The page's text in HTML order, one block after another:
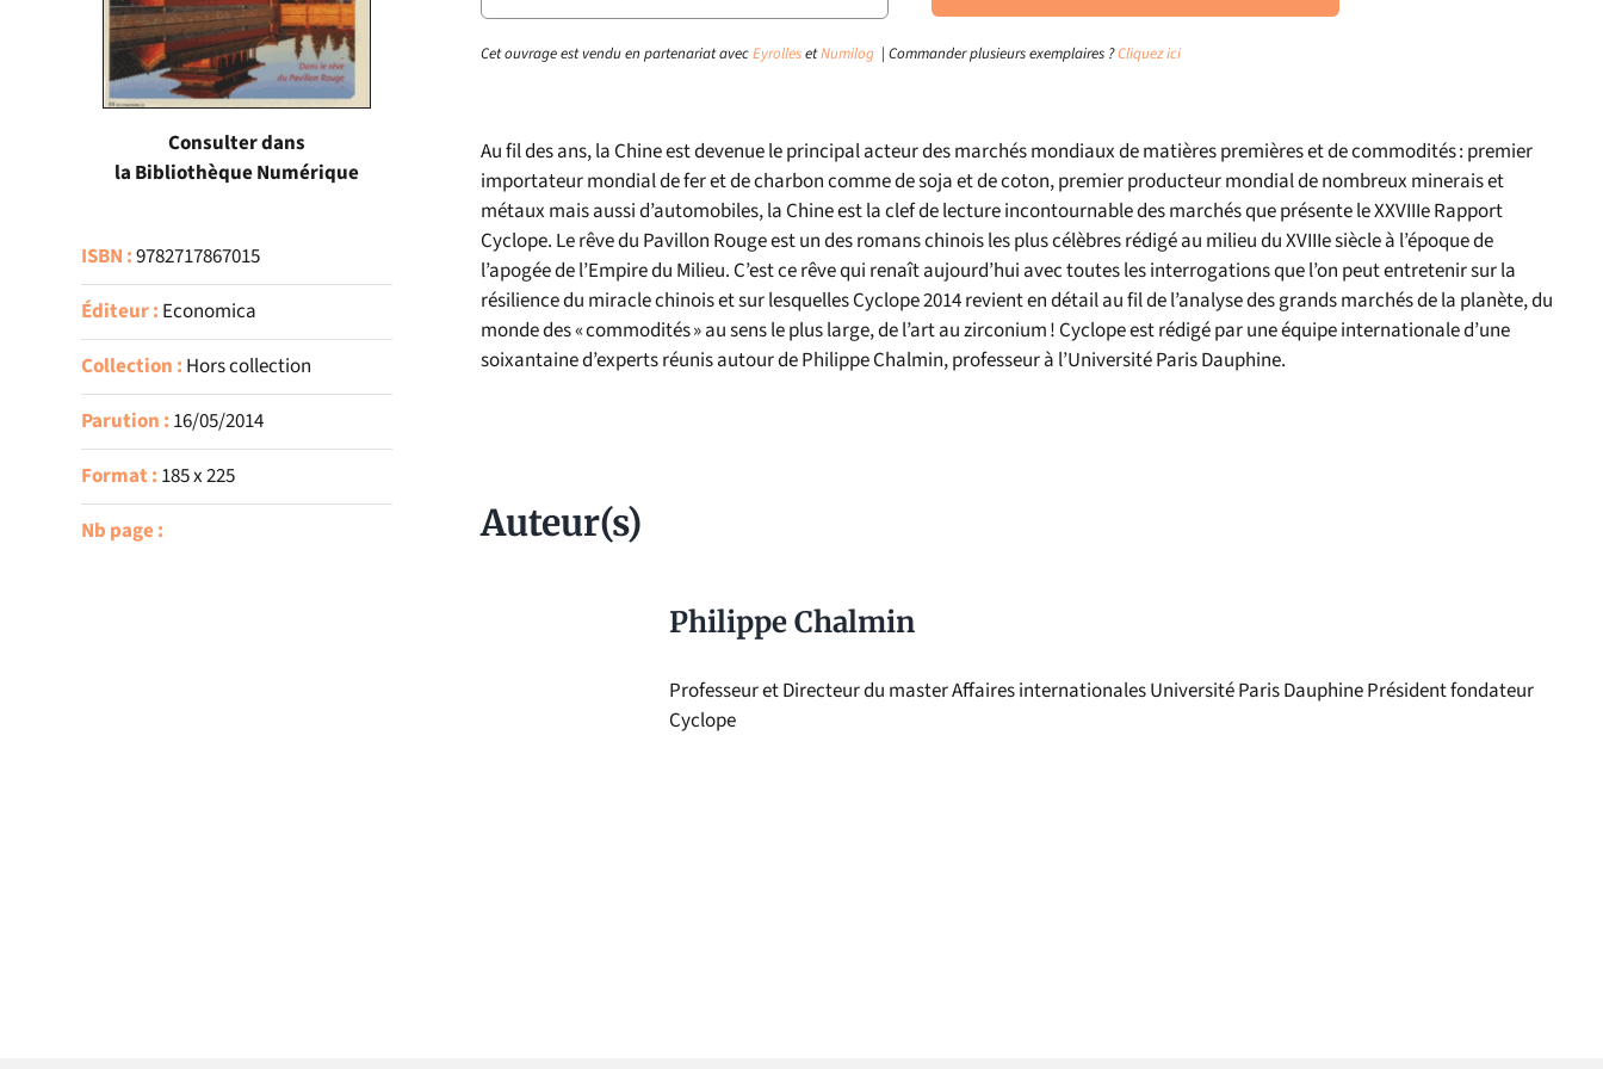
Cet ouvrage est vendu en partenariat avecEyrollesetNumilog | Commander plusieurs exemplaires ?Cliquez ici
Au fil des ans, la Chine est devenue le principal acteur des marchés mondiaux de matières premières et de commodités : premier
importateur mondial de fer et de charbon comme de soja et de coton, premier producteur mondial de nombreux minerais et
métaux mais aussi d’automobiles, la Chine est la clef de lecture incontournable des marchés que présente le XXVIIIe Rapport
Cyclope. Le rêve du Pavillon Rouge est un des romans chinois les plus célèbres rédigé au milieu du XVIIIe siècle à l’époque de
l’apogée de l’Empire du Milieu. C’est ce rêve qui renaît aujourd’hui avec toutes les interrogations que l’on peut entretenir sur la
résilience du miracle chinois et sur lesquelles Cyclope 2014 revient en détail au fil de l’analyse des grands marchés de la planète, du
monde des « commodités » au sens le plus large, de l’art au zirconium ! Cyclope est rédigé par une équipe internationale d’une
soixantaine d’experts réunis autour de Philippe Chalmin, professeur à l’Université Paris Dauphine.
Auteur(s)
Philippe Chalmin
Professeur et Directeur du master Affaires internationales Université Paris Dauphine Président fondateur
Cyclope
Consulter dans
la Bibliothèque Numérique
ISBN :9782717867015
Éditeur : Economica
Collection : Hors collection
Parution : 16/05/2014
Format : 185 x 225
Nb page :